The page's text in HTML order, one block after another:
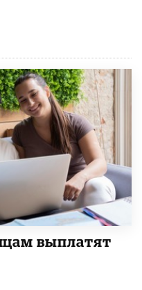
выплатят